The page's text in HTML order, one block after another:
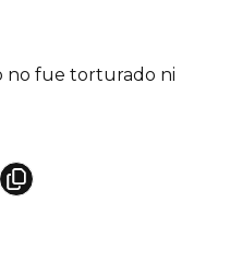
no fue torturado ni